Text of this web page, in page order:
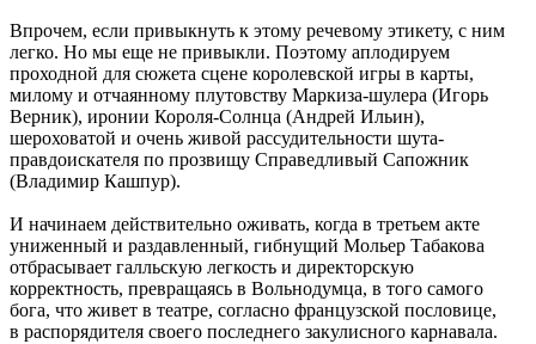
Впрочем, если привыкнуть к этому речевому этикету, с ним
легко. Но мы еще не привыкли. Поэтому аплодируем
проходной для сюжета сцене королевской игры в карты,
милому и отчаянному плутовству Маркиза-шулера (Игорь
Верник), иронии Короля-Солнца (Андрей Ильин),
шероховатой и очень живой рассудительности шута-
правдоискателя по прозвищу Справедливый Сапожник
(Владимир Кашпур).
И начинаем действительно оживать, когда в третьем акте
униженный и раздавленный, гибнущий Мольер Табакова
отбрасывает галльскую легкость и директорскую
корректность, превращаясь в Вольнодумца, в того самого
бога, что живет в театре, согласно французской пословице,
в распорядителя своего последнего закулисного карнавала.